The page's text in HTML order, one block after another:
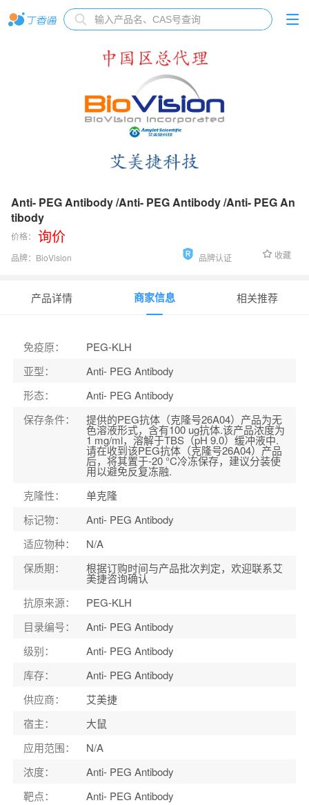
Anti- PEG Antibody /Anti- PEG Antibody /Anti- PEG An
tibody
价格： 询价
品牌： BioVision 品牌认证 收藏
产品详情 商家信息 相关推荐
免疫原：
PEG-KLH
亚型：
Anti- PEG Antibody
形态：
Anti- PEG Antibody
保存条件： 提供的PEG抗体（克隆号26A04）产品为无
色溶液形式，含有100 ug抗体.该产品浓度为
1 mg/ml，溶解于TBS（pH 9.0）缓冲液中.
请在收到该PEG抗体（克隆号26A04）产品
后，将其置于-20 °C冷冻保存，建议分装使
用以避免反复冻融.
克隆性：
单克隆
标记物：
Anti- PEG Antibody
适应物种：
N/A
保质期： 根据订购时间与产品批次判定，欢迎联系艾
美捷咨询确认
抗原来源：
PEG-KLH
目录编号：
Anti- PEG Antibody
级别：
Anti- PEG Antibody
库存：
Anti- PEG Antibody
供应商：
艾美捷
宿主：
大鼠
应用范围：
N/A
浓度：
Anti- PEG Antibody
靶点：
Anti- PEG Antibody